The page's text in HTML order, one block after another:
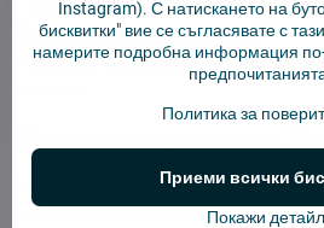
Резервни части за Rowenta✓ 40% по-
Резервни части за
Роботизираната прахосмукачка
подмяна на консумативи.
Instagram). С натискането на
бисквитки" вие се съгласявате с
намерите подробна информация
Политика за
Покажи
Приеми всички